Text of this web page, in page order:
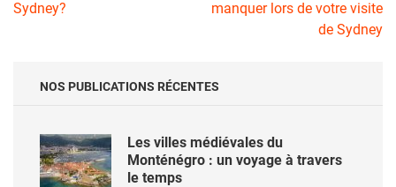
de
Sydney?
manquer lors de votre visite
de Sydney
NOS PUBLICATIONS RÉCENTES
Les villes médiévales du
Monténégro : un voyage à travers
le temps